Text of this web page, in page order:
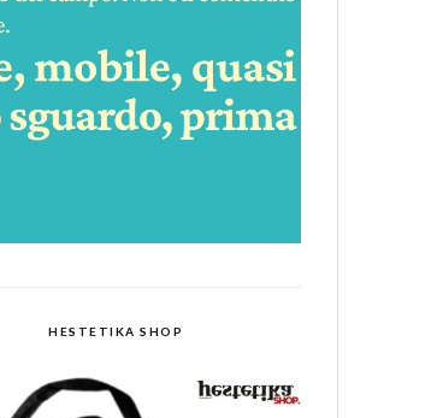
HESTETIKA SHOP